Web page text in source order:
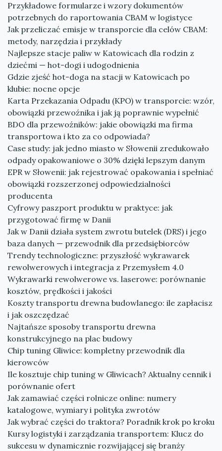
Przykładowe formularze i wzory dokumentów
potrzebnych do raportowania CBAM w logistyce
Jak przeliczać emisje w transporcie dla celów CBAM:
metody, narzędzia i przykłady
Najlepsze stacje paliw w Katowicach dla rodzin z
dziećmi — hot-dogi i udogodnienia
Gdzie zjeść hot-doga na stacji w Katowicach po
klubie: nocne opcje
Karta Przekazania Odpadu (KPO) w transporcie: wzór,
obowiązki przewoźnika i jak ją poprawnie wypełnić
BDO dla przewoźników: jakie obowiązki ma firma
transportowa i kto za co odpowiada?
Case study: jak jedno miasto w Słowenii zredukowało
odpady opakowaniowe o 30% dzięki lepszym danym
EPR w Słowenii: jak rejestrować opakowania i spełniać
obowiązki rozszerzonej odpowiedzialności
producenta
Cyfrowy paszport produktu w praktyce: jak
przygotować firmę w Danii
Jak w Danii działa system zwrotu butelek (DRS) i jego
baza danych — przewodnik dla przedsiębiorców
Trendy technologiczne: przyszłość wykrawarek
rewolwerowych i integracja z Przemysłem 4.0
Wykrawarki rewolwerowe vs. laserowe: porównanie
kosztów, prędkości i jakości
Koszty transportu drewna budowlanego: ile zapłacisz
i jak oszczędzać
Najtańsze sposoby transportu drewna
konstrukcyjnego na plac budowy
Chip tuning Gliwice: kompletny przewodnik dla
kierowców
Ile kosztuje chip tuning w Gliwicach? Aktualny cennik i
porównanie ofert
Jak zamawiać części rolnicze online: numery
katalogowe, wymiary i polityka zwrotów
Jak wybrać części do traktora? Poradnik krok po kroku
Kursy logistyki i zarządzania transportem: Klucz do
sukcesu w dynamicznie rozwijającej się branży